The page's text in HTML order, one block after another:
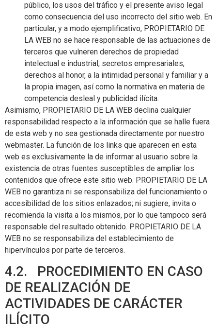
público, los usos del tráfico y el presente aviso legal
como consecuencia del uso incorrecto del sitio web. En
particular, y a modo ejemplificativo, PROPIETARIO DE
LA WEB no se hace responsable de las actuaciones de
terceros que vulneren derechos de propiedad
intelectual e industrial, secretos empresariales,
derechos al honor, a la intimidad personal y familiar y a
la propia imagen, así como la normativa en materia de
competencia desleal y publicidad ilícita.
Asimismo, PROPIETARIO DE LA WEB declina cualquier
responsabilidad respecto a la información que se halle fuera
de esta web y no sea gestionada directamente por nuestro
webmaster. La función de los links que aparecen en esta
web es exclusivamente la de informar al usuario sobre la
existencia de otras fuentes susceptibles de ampliar los
contenidos que ofrece este sitio web. PROPIETARIO DE LA
WEB no garantiza ni se responsabiliza del funcionamiento o
accesibilidad de los sitios enlazados; ni sugiere, invita o
recomienda la visita a los mismos, por lo que tampoco será
responsable del resultado obtenido. PROPIETARIO DE LA
WEB no se responsabiliza del establecimiento de
hipervínculos por parte de terceros.
4.2. PROCEDIMIENTO EN CASO
DE REALIZACIÓN DE
ACTIVIDADES DE CARÁCTER
ILÍCITO